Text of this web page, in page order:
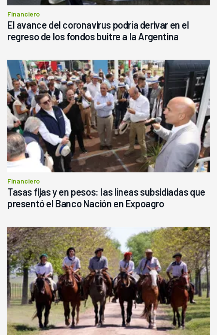
Financiero
El avance del coronavirus podría derivar en el
regreso de los fondos buitre a la Argentina
Financiero
Tasas fijas y en pesos: las líneas subsidiadas que
presentó el Banco Nación en Expoagro